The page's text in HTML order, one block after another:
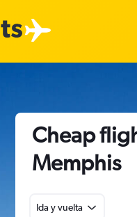
Cheap
Memphis
Ida y vuelta